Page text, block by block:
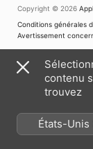
Copyright © 2026
Conditions générales
Avertissement
contenu
trouvez
États-Unis
France)